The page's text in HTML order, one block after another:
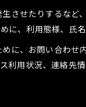
させたりするな
に、利用態様、氏
に、お問い合わ
利用状況、連絡先